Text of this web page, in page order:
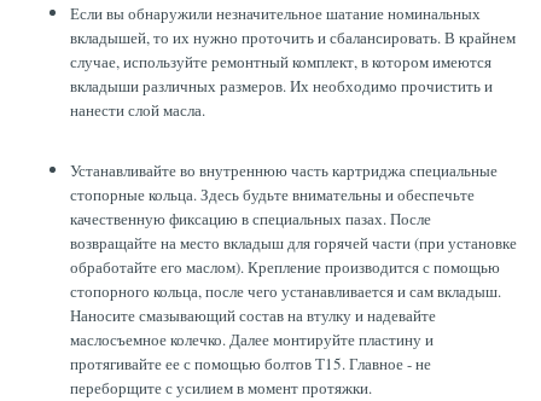
Если вы обнаружили незначительное шатание номинальных
вкладышей, то их нужно проточить и сбалансировать. В крайнем
случае, используйте ремонтный комплект, в котором имеются
вкладыши различных размеров. Их необходимо прочистить и
нанести слой масла.
Устанавливайте во внутреннюю часть картриджа специальные
стопорные кольца. Здесь будьте внимательны и обеспечьте
качественную фиксацию в специальных пазах. После
возвращайте на место вкладыш для горячей части (при установке
обработайте его маслом). Крепление производится с помощью
стопорного кольца, после чего устанавливается и сам вкладыш.
Наносите смазывающий состав на втулку и надевайте
маслосъемное колечко. Далее монтируйте пластину и
протягивайте ее с помощью болтов Т15. Главное - не
переборщите с усилием в момент протяжки.